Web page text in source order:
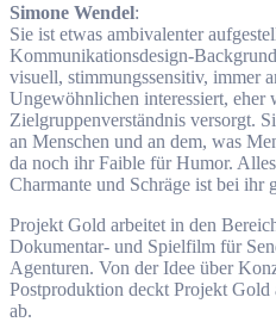
Simone Wendel:
Sie ist etwas ambivalenter
Kommunikationsdesign-
visuell, stimmungssensitiv, immer
Ungewöhnlichen interessiert,
Zielgruppenverständnis versorgt.
an Menschen und an dem, was
da noch ihr Faible für Humor.
Charmante und Schräge ist bei ihr
Projekt Gold arbeitet in den
Dokumentar- und Spielfilm für
Agenturen. Von der Idee über
Postproduktion deckt Projekt Gold
ab.